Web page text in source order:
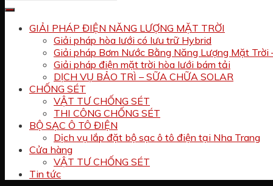
GIẢI PHÁP ĐIỆN NĂNG LƯỢNG MẶT TRỜI
Giải pháp hòa lưới có lưu trữ Hybrid
Giải pháp Bơm Nước Bằng Năng Lượng Mặt Trời
Giải pháp điện mặt trời hòa lưới bám tải
DỊCH VỤ BẢO TRÌ – SỮA CHỮA SOLAR
CHỐNG SÉT
VẬT TƯ CHỐNG SÉT
THI CÔNG CHỐNG SÉT
BỘ SẠC Ô TÔ ĐIỆN
Dịch vụ lắp đặt bộ sạc ô tô điện tại Nha Trang
Cửa hàng
VẬT TƯ CHỐNG SÉT
Tin tức